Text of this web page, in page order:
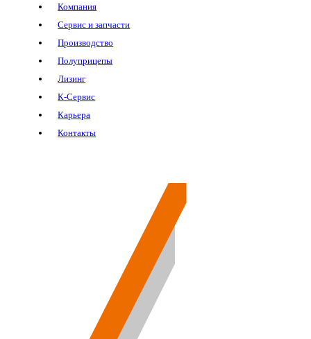
Компания
Сервис и запчасти
Производство
Полуприцепы
Лизинг
К-Сервис
Карьера
Контакты